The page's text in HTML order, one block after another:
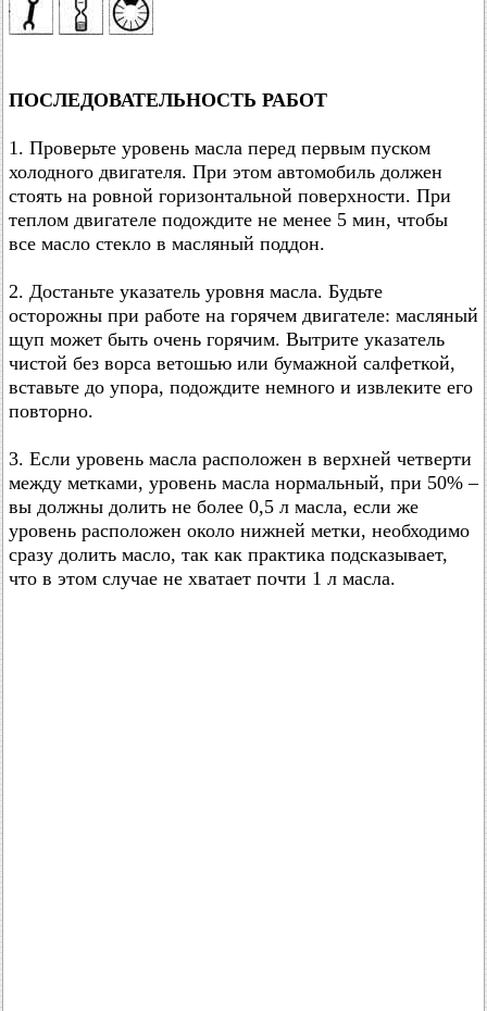
ПОСЛЕДОВАТЕЛЬНОСТЬ РАБОТ
1. Проверьте уровень масла перед первым пуском
холодного двигателя. При этом автомобиль должен
стоять на ровной горизонтальной поверхности. При
теплом двигателе подождите не менее 5 мин, чтобы
все масло стекло в масляный поддон.
2. Достаньте указатель уровня масла. Будьте
осторожны при работе на горячем двигателе: масляный
щуп может быть очень горячим. Вытрите указатель
чистой без ворса ветошью или бумажной салфеткой,
вставьте до упора, подождите немного и извлеките его
повторно.
3. Если уровень масла расположен в верхней четверти
между метками, уровень масла нормальный, при 50% –
вы должны долить не более 0,5 л масла, если же
уровень расположен около нижней метки, необходимо
сразу долить масло, так как практика подсказывает,
что в этом случае не хватает почти 1 л масла.